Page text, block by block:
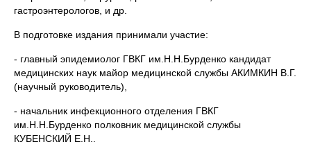
гастроэнтерологов, и др.
В подготовке издания принимали участие:
- главный эпидемиолог ГВКГ им.Н.Н.Бурденко кандидат
медицинских наук майор медицинской службы АКИМКИН В.Г.
(научный руководитель),
- начальник инфекционного отделения ГВКГ
им.Н.Н.Бурденко полковник медицинской службы
КУБЕНСКИЙ Е.Н.,